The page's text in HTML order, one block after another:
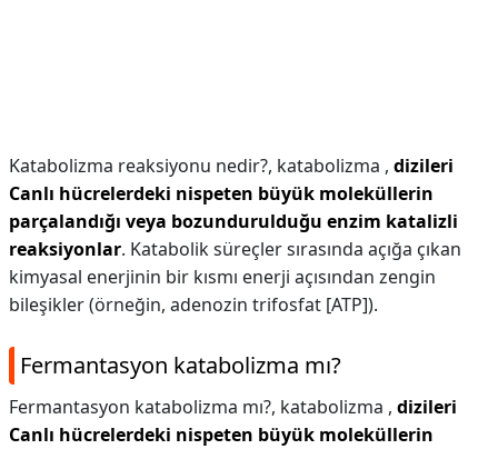
Katabolizma reaksiyonu nedir?, katabolizma , dizileri
Canlı hücrelerdeki nispeten büyük moleküllerin
parçalandığı veya bozundurulduğu enzim katalizli
reaksiyonlar. Katabolik süreçler sırasında açığa çıkan
kimyasal enerjinin bir kısmı enerji açısından zengin
bileşikler (örneğin, adenozin trifosfat [ATP]).
Fermantasyon katabolizma mı?
Fermantasyon katabolizma mı?, katabolizma , dizileri
Canlı hücrelerdeki nispeten büyük moleküllerin